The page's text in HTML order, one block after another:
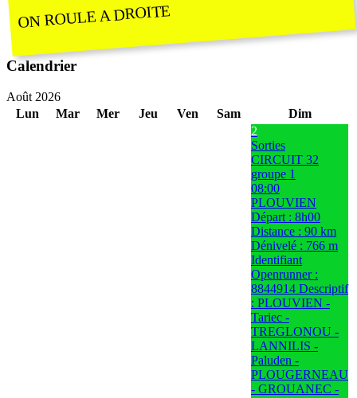
ON ROULE A DROITE
Calendrier
Août 2026
Lun
Mar Mer Jeu Ven Sam Dim
2
Sorties
CIRCUIT 32
groupe 1
08:00
PLOUVIEN
Départ : 8h00
Distance : 90 km
Dénivelé : 766 m
Identifiant
Openrunner :
8844914 Descriptif
: PLOUVIEN -
Tariec -
TREGLONOU -
LANNILIS -
Paluden -
PLOUGERNEAU
- GROUANEC -